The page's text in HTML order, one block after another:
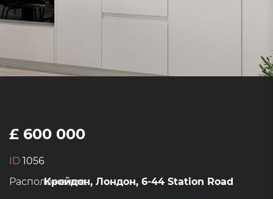
£ 600 000
ID 1056
Расположение:
Кройдон, Лондон, 6-44 Station Road